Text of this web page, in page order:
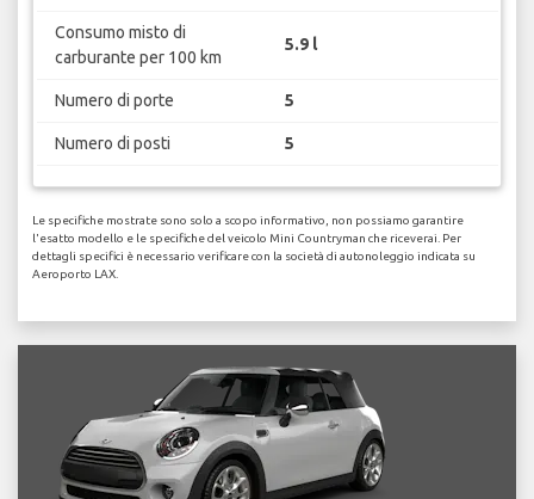
Consumo misto di
carburante per 100 km
5.9 l
Numero di porte 5
Numero di posti 5
Le specifiche mostrate sono solo a scopo informativo, non possiamo garantire
l'esatto modello e le specifiche del veicolo Mini Countryman che riceverai. Per
dettagli specifici è necessario verificare con la società di autonoleggio indicata su
Aeroporto LAX.